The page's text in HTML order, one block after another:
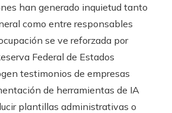
han generado inquietud tanto
como entre responsables
se ve reforzada por
Federal de Estados
testimonios de empresas
de herramientas de IA
plantillas administrativas o